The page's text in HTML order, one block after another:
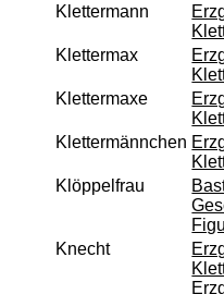
Holz
Holz Grillzange &
Holz Dosierlöffel
Holz Teller &
Bürsten & Pinsel
Verschiedene
Accessoires und
Klettermann
Klettermax
Klettermaxe
Klettermännchen
Klöppelfrau
Knecht